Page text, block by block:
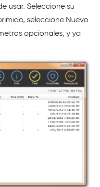
usar. Seleccione su
seleccione Nuevo
opcionales, y ya